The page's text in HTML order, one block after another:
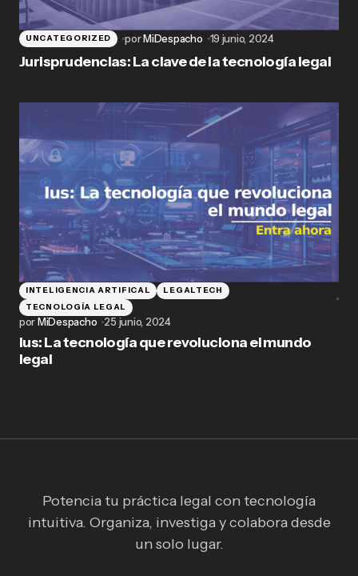
UNCATEGORIZED porMiDespacho 19 junio, 2024
Jurisprudencias: La clave de la tecnología legal
INTELIGENCIA ARTIFICAL
LEGALTECH
TECNOLOGÍA LEGAL
porMiDespacho 25 junio, 2024
Ius: La tecnología que revoluciona el mundo
legal
Potencia tu práctica legal con tecnología
intuitiva. Organiza, investiga y colabora desde
un solo lugar.